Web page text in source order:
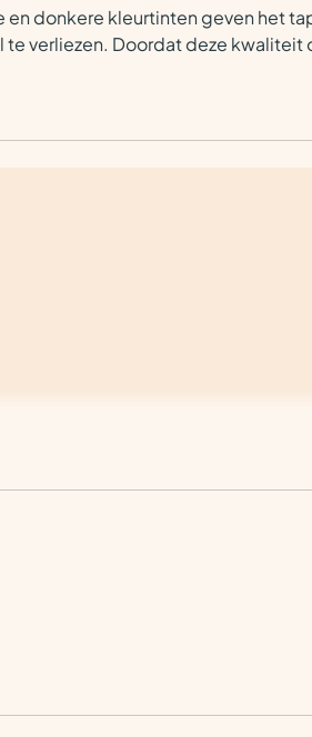
donkere kleurtinten geven het
te verliezen. Doordat deze